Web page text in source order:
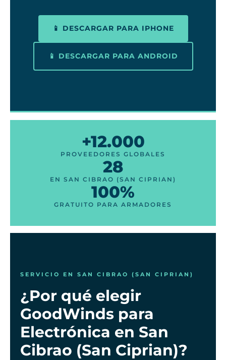
📱 DESCARGAR PARA IPHONE
📱 DESCARGAR PARA ANDROID
+12.000
PROVEEDORES GLOBALES
28
EN SAN CIBRAO (SAN CIPRIAN)
100%
GRATUITO PARA ARMADORES
SERVICIO EN SAN CIBRAO (SAN CIPRIAN)
¿Por qué elegir
GoodWinds para
Electrónica en San
Cibrao (San Ciprian)?